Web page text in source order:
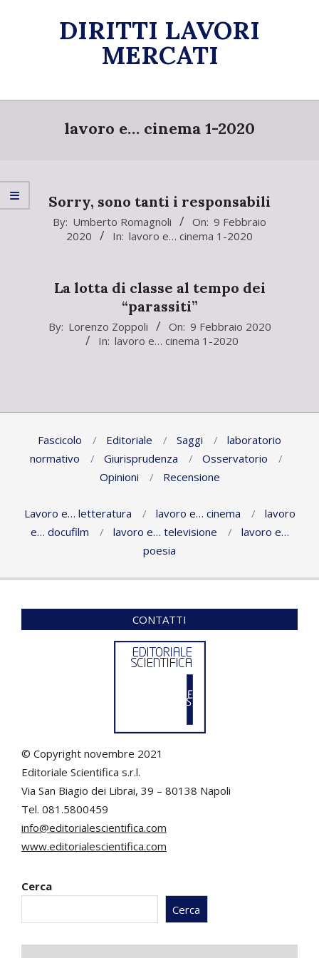
DIRITTI LAVORI
MERCATI
Primary
lavoro e… cinema 1-2020
Sorry, sono tanti i responsabili
2020-
By: Umberto Romagnoli On: 9 Febbraio
2020
In: lavoro e… cinema 1-2020
La lotta di classe al tempo dei
“parassiti”
2020-
By: Lorenzo Zoppoli On: 9 Febbraio 2020
In: lavoro e… cinema 1-2020
Fascicolo Editoriale Saggi
laboratorio
normativo
Giurisprudenza
Osservatorio
Opinioni
Recensione
Lavoro e… letteratura lavoro e… cinema
lavoro
e… docufilm
lavoro e… televisione
lavoro e…
poesia
CONTATTI
© Copyright novembre 2021
Editoriale Scientifica s.r.l.
Via San Biagio dei Librai, 39 – 80138 Napoli
Tel. 081.5800459
info@editorialescientifica.com
www.editorialescientifica.com
Cerca
Cerca